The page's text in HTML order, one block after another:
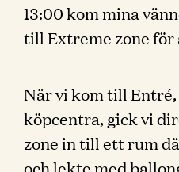
13:00 kom mina
till Extreme zone
När vi kom till
köpcentra, gick vi
zone in till ett rum
och lekte med